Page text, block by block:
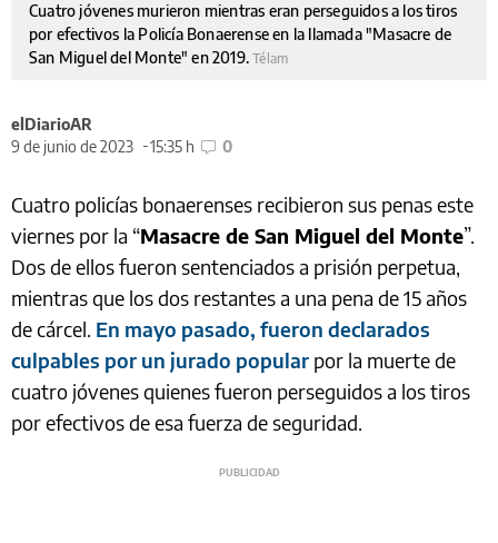
Cuatro jóvenes murieron mientras eran perseguidos a los tiros
por efectivos la Policía Bonaerense en la llamada "Masacre de
San Miguel del Monte" en 2019.Télam
elDiarioAR
9 de junio de 2023
15:35 h 0
Cuatro policías bonaerenses recibieron sus penas este
viernes por la “Masacre de San Miguel del Monte”.
Dos de ellos fueron sentenciados a prisión perpetua,
mientras que los dos restantes a una pena de 15 años
de cárcel. En mayo pasado, fueron declarados
culpables por un jurado popular por la muerte de
cuatro jóvenes quienes fueron perseguidos a los tiros
por efectivos de esa fuerza de seguridad.